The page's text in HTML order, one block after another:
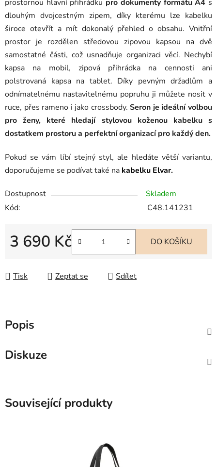
prostornou hlavní přihrádku pro dokumenty formátu A4 s
dlouhým dvojcestným zipem, díky kterému lze kabelku
široce otevřít a mít dokonalý přehled o obsahu. Vnitřní
prostor je rozdělen středovou zipovou kapsou na dvě
samostatné části, což usnadňuje organizaci věcí. Nechybí
kapsa na mobil, zipová přihrádka na cennosti ani
polstrovaná kapsa na tablet. Díky pevným držadlům a
odnímatelnému nastavitelnému popruhu ji můžete nosit v
ruce, přes rameno i jako crossbody.Seron je ideální volbou
pro ženy, které hledají stylovou koženou kabelku s
dostatkem prostoru a perfektní organizací pro každý den.
Pokud se vám líbí stejný styl, ale hledáte větší variantu,
doporučujeme se podívat také na kabelku Elvar.
Dostupnost
Skladem
Kód:
C48.141231
3 690 Kč DO KOŠÍKU
Tisk Zeptat se Sdílet
Popis
Diskuze
Související produkty